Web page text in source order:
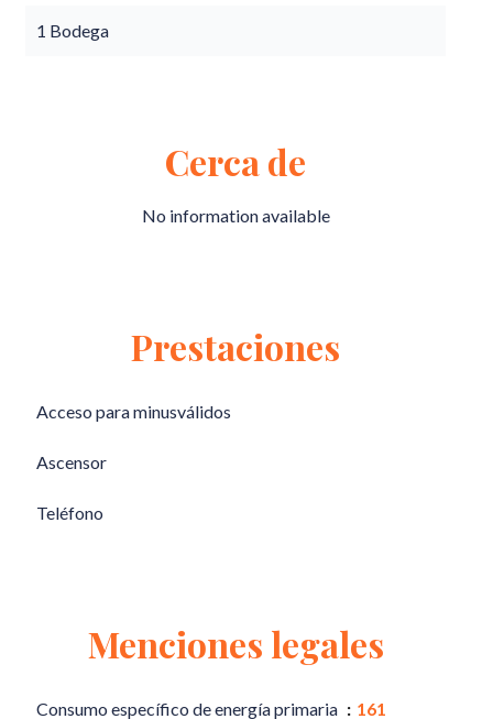
1 Bodega
Cerca de
No information available
Prestaciones
Acceso para minusválidos
Ascensor
Teléfono
Menciones legales
Consumo específico de energía primaria 161